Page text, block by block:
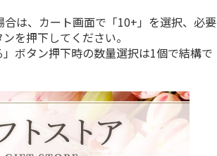
は、カート画面で「10+」を選択、必要
を押下してください。
ボタン押下時の数量選択は1個で結構で